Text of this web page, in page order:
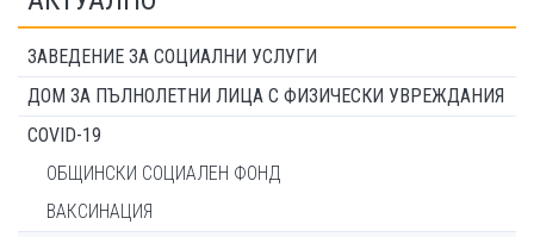
ЗАВЕДЕНИЕ ЗА СОЦИАЛНИ УСЛУГИ
ДОМ ЗА ПЪЛНОЛЕТНИ ЛИЦА С ФИЗИЧЕСКИ УВРЕЖДАНИЯ
COVID-19
ОБЩИНСКИ СОЦИАЛЕН ФОНД
ВАКСИНАЦИЯ